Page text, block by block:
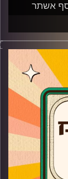
צח שמעון מביא לכם מוזיקה נוסטלגית משנות ה-90, שנות
הפסטיגלים
לאולפן
איך הגיע
"כל המילים
בפסטיגל